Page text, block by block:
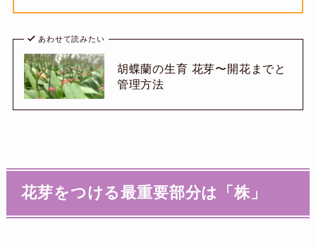
あわせて読みたい
胡蝶蘭の生育 花芽〜開花までと
管理方法
花芽をつける最重要部分は「株」